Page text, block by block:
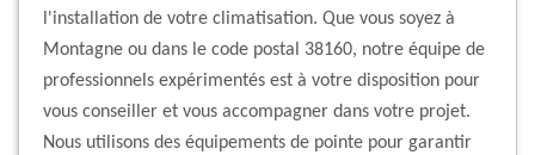
l'installation de votre climatisation. Que vous soyez à
Montagne ou dans le code postal 38160, notre équipe de
professionnels expérimentés est à votre disposition pour
vous conseiller et vous accompagner dans votre projet.
Nous utilisons des équipements de pointe pour garantir